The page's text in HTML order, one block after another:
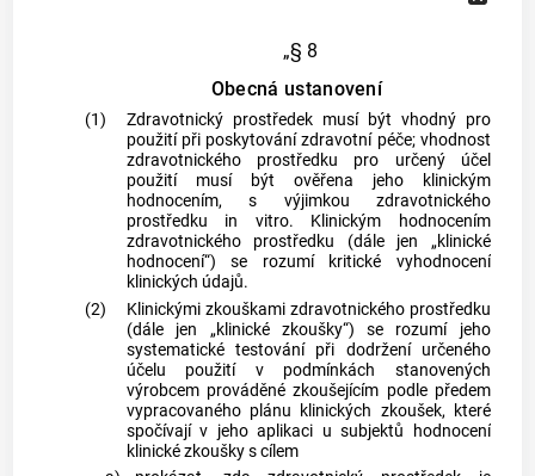
„§ 8
Obecná ustanovení
(1)
Zdravotnický prostředek musí být vhodný pro
použití při poskytování zdravotní péče; vhodnost
zdravotnického prostředku pro určený účel
použití musí být ověřena jeho klinickým
hodnocením, s výjimkou zdravotnického
prostředku in vitro. Klinickým hodnocením
zdravotnického prostředku (dále jen „klinické
hodnocení“) se rozumí kritické vyhodnocení
klinických údajů.
(2)
Klinickými zkouškami zdravotnického prostředku
(dále jen „klinické zkoušky“) se rozumí jeho
systematické testování při dodržení určeného
účelu použití v podmínkách stanovených
výrobcem prováděné zkoušejícím podle předem
vypracovaného plánu klinických zkoušek, které
spočívají v jeho aplikaci u subjektů hodnocení
klinické zkoušky s cílem